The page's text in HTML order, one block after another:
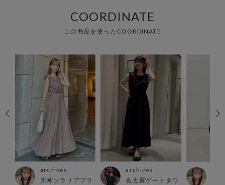
COORDINATE
この商品を使ったCOORDINATE
archives
天神ソラリアプラ
archives
名古屋ゲートタワ